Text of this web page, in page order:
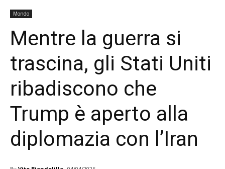
Mondo
Mentre la guerra si
trascina, gli Stati Uniti
ribadiscono che
Trump è aperto alla
diplomazia con l’Iran